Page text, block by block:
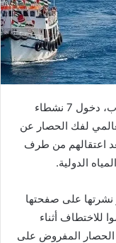
أعلنت الحركة العالمية نحو غزة – فرع المغرب، دخول 7 نشطاء
لفك الحصار عن
اعتقالهم من طرف
الدولية.
على صفحتها
للاختطاف أثناء
المفروض على